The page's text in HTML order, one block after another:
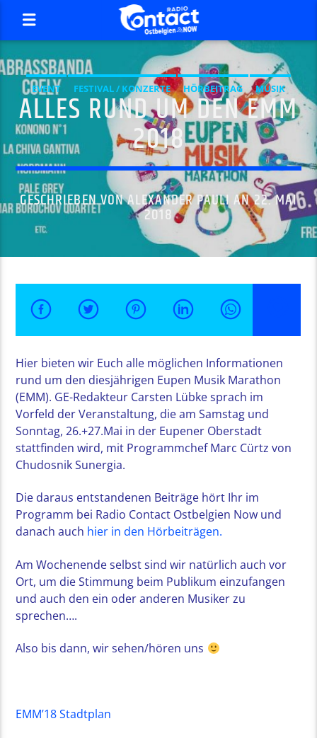
EVENT FESTIVAL / KONZERTE HÖRBEITRAG
MUSIK
NOW
ALLES RUND UM DEN EMM
2018
GESCHRIEBEN VONALEXANDER PAULIAN 22. MAI
2018
Hier bieten wir Euch alle möglichen Informationen
rund um den diesjährigen Eupen Musik Marathon
(EMM). GE-Redakteur Carsten Lübke sprach im
Vorfeld der Veranstaltung, die am Samstag und
Sonntag, 26.+27.Mai in der Eupener Oberstadt
stattfinden wird, mit Programmchef Marc Cürtz von
Chudosnik Sunergia.
Die daraus entstandenen Beiträge hört Ihr im
Programm bei Radio Contact Ostbelgien Now und
danach auch hier in den Hörbeiträgen.
Am Wochenende selbst sind wir natürlich auch vor
Ort, um die Stimmung beim Publikum einzufangen
und auch den ein oder anderen Musiker zu
sprechen….
Also bis dann, wir sehen/hören uns
EMM’18 Stadtplan